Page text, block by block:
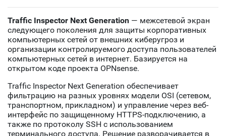
Traffic Inspector Next Generation — межсетевой экран
следующего поколения для защиты корпоративных
компьютерных сетей от внешних киберугроз и
организации контролируемого доступа пользователей
компьютерных сетей в интернет. Базируется на
открытом коде проекта OPNsense.
Traffic Inspector Next Generation обеспечивает
фильтрацию на разных уровнях модели OSI (сетевом,
транспортном, прикладном) и управление через веб-
интерфейс по защищенному HTTPS-подключению, а
также по протоколу SSH с использованием
терминального доступа. Решение разворачивается в